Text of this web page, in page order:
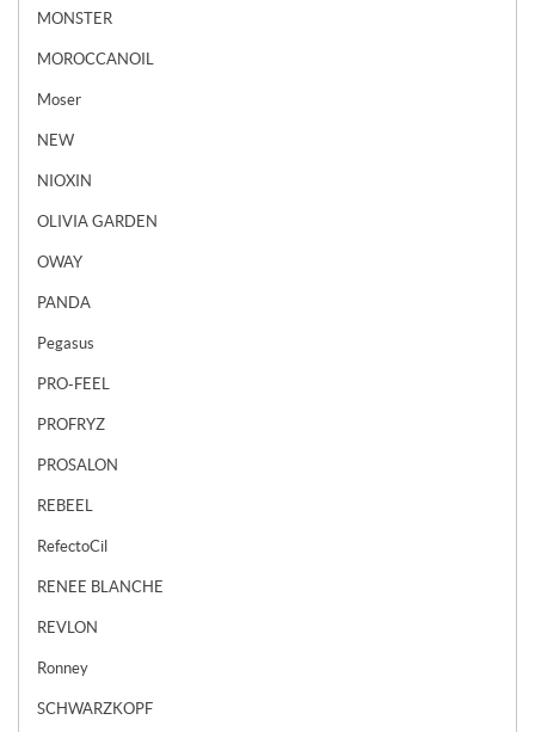
MONSTER
MOROCCANOIL
Moser
NEW
NIOXIN
OLIVIA GARDEN
OWAY
PANDA
Pegasus
PRO-FEEL
PROFRYZ
PROSALON
REBEEL
RefectoCil
RENEE BLANCHE
REVLON
Ronney
SCHWARZKOPF